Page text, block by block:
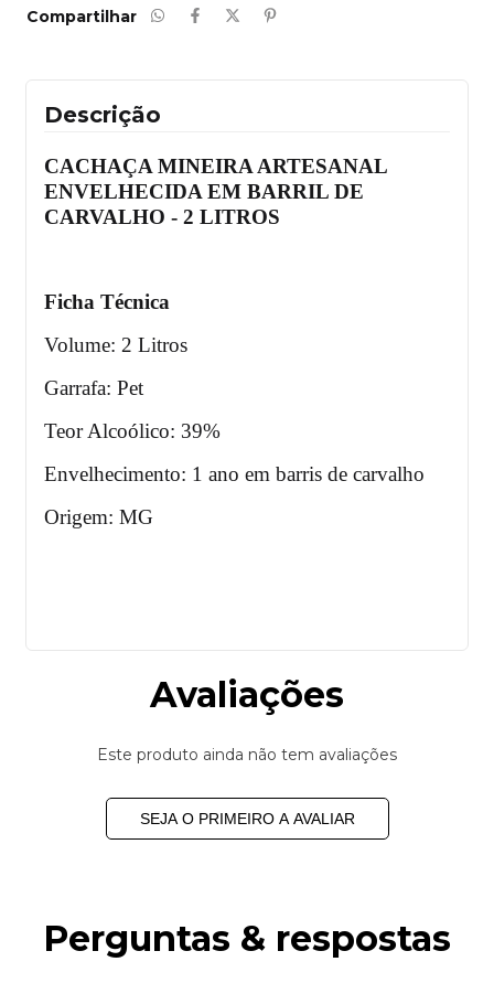
Compartilhar
Descrição
CACHAÇA MINEIRA ARTESANAL
ENVELHECIDA EM BARRIL DE
CARVALHO - 2 LITROS
Ficha Técnica
Volume: 2 Litros
Garrafa: Pet
Teor Alcoólico: 39%
Envelhecimento: 1 ano em barris de carvalho
Origem: MG
Avaliações
Este produto ainda não tem avaliações
SEJA O PRIMEIRO A AVALIAR
Perguntas & respostas